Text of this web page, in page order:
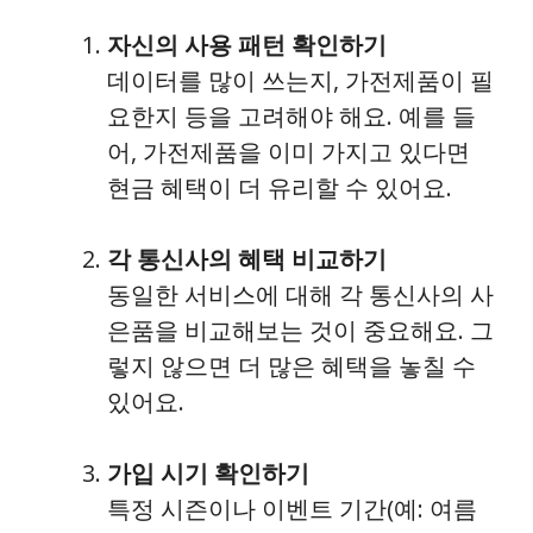
자신의 사용 패턴 확인하기
데이터를 많이 쓰는지, 가전제품이 필
요한지 등을 고려해야 해요. 예를 들
어, 가전제품을 이미 가지고 있다면
현금 혜택이 더 유리할 수 있어요.
각 통신사의 혜택 비교하기
동일한 서비스에 대해 각 통신사의 사
은품을 비교해보는 것이 중요해요. 그
렇지 않으면 더 많은 혜택을 놓칠 수
있어요.
가입 시기 확인하기
특정 시즌이나 이벤트 기간(예: 여름